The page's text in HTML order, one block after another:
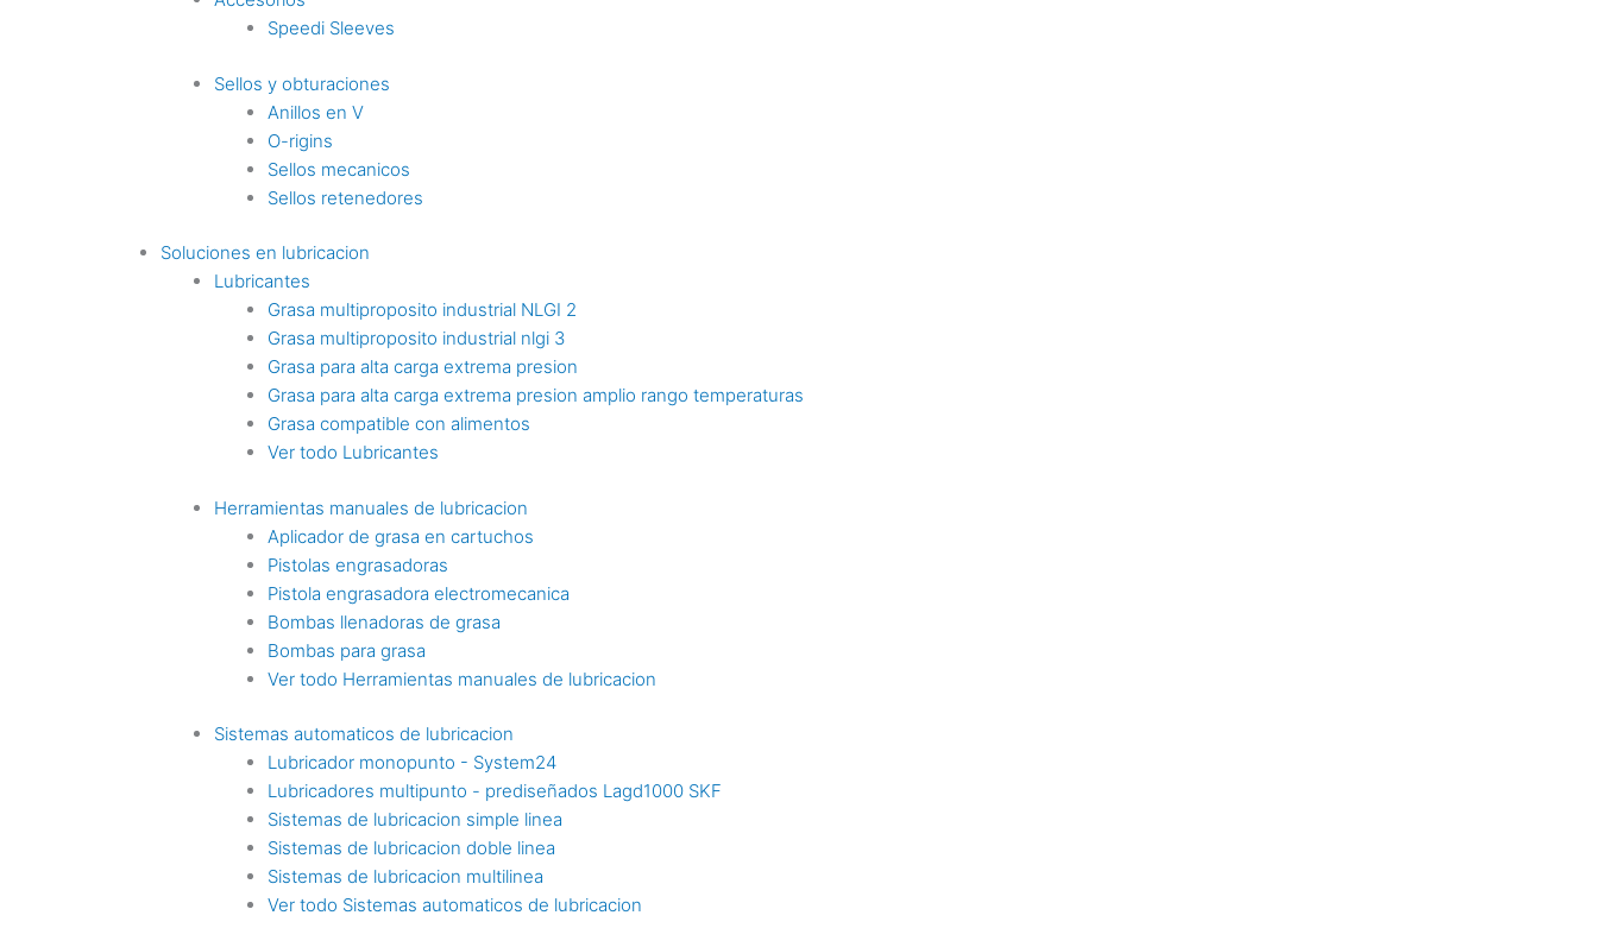
Speedi Sleeves
Sellos y obturaciones
Anillos en V
O-rigins
Sellos mecanicos
Sellos retenedores
Soluciones en lubricacion
Lubricantes
Grasa multiproposito industrial NLGI 2
Grasa multiproposito industrial nlgi 3
Grasa para alta carga extrema presion
Grasa para alta carga extrema presion amplio rango temperaturas
Grasa compatible con alimentos
Ver todo Lubricantes
Herramientas manuales de lubricacion
Aplicador de grasa en cartuchos
Pistolas engrasadoras
Pistola engrasadora electromecanica
Bombas llenadoras de grasa
Bombas para grasa
Ver todo Herramientas manuales de lubricacion
Sistemas automaticos de lubricacion
Lubricador monopunto - System24
Lubricadores multipunto - prediseñados Lagd1000 SKF
Sistemas de lubricacion simple linea
Sistemas de lubricacion doble linea
Sistemas de lubricacion multilinea
Ver todo Sistemas automaticos de lubricacion